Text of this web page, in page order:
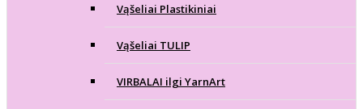
Vąšeliai Plastikiniai
Vąšeliai TULIP
VIRBALAI ilgi YarnArt